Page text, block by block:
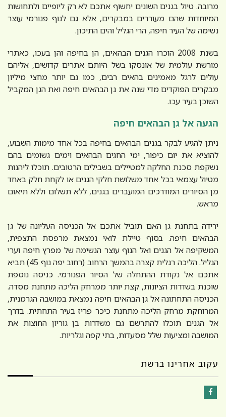
מרובה. טיול בגנים השונים יחשוף אתכם לא רק ליופיים ולתחושות
המיוחדות שהם מעוררים במבקרים, אלא גם לנוף פנורמי עוצר
נשימה של העיר חיפה, הרי הגליל והים התיכון.
בשנת 2008 הוכרו הגנים הבהאים, הן בחיפה והן בעכו, כאתרי
מורשת עולמית של אונסקו בשל היותם אתרים קדושים, אליהם
עולים לרגל מאמינים בהאים רבים, כמו גם יותר מחצי מיליון
מבקרים הפוקדים מדי שנה את גן הבהאים חיפה ואת הגן המקביל
השוכן בעיר עכו.
הגעה אל גן הבהאים חיפה
ניתן להגיע לבקר בגנים הבהאים בחיפה בכל אחד מימות השבוע,
להוציא את יום כיפור, ימי החגים הבהאים וימים גשומים בהם
נשקפת סכנת החלקה למטיילים בשבילים הרטובים. תוכלו ליהנות
מטיול עצמאי בכל אחד משלושת חלקי הגנים או לקחת חלק באחד
מן הסיורים המודרכים המועברים בגנים, ללא תשלום וללא תיאום
מראש.
ירידה בתחנת גן האם תוביל אתכם אל הכניסה העליונה של גן
הבהאים חיפה. בסוף טיילת לואי נמצאת מרפסת התצפית,
המשקיפה אל הגנים ואל הנוף עוצר הנשימה של מפרץ חיפה וערי
הגליל. הליכה רגלית קצרה בהמשך הרחוב (רחוב יפה נוף 45) תביא
אתכם אל נקודת ההתחלה של הסיור הפנורמי. כניסה נוספת
שוכנת בשדרות הציונות, קצת יותר ממרחק הליכה מתחנת מסדה.
הכניסה התחתונה אל גן הבהאים חיפה נמצאת במושבה הגרמנית,
המרוחקת מרחק הליכה מתחנת כיכר פריז בעיר התחתית. בדרך
אל הגנים תוכלו להתרשם גם משדרות בן גוריון החוצות את
המושבה ומציעות שלל מסעדות, בתי קפה וגלריות.
עקוב אחרינו ברשת